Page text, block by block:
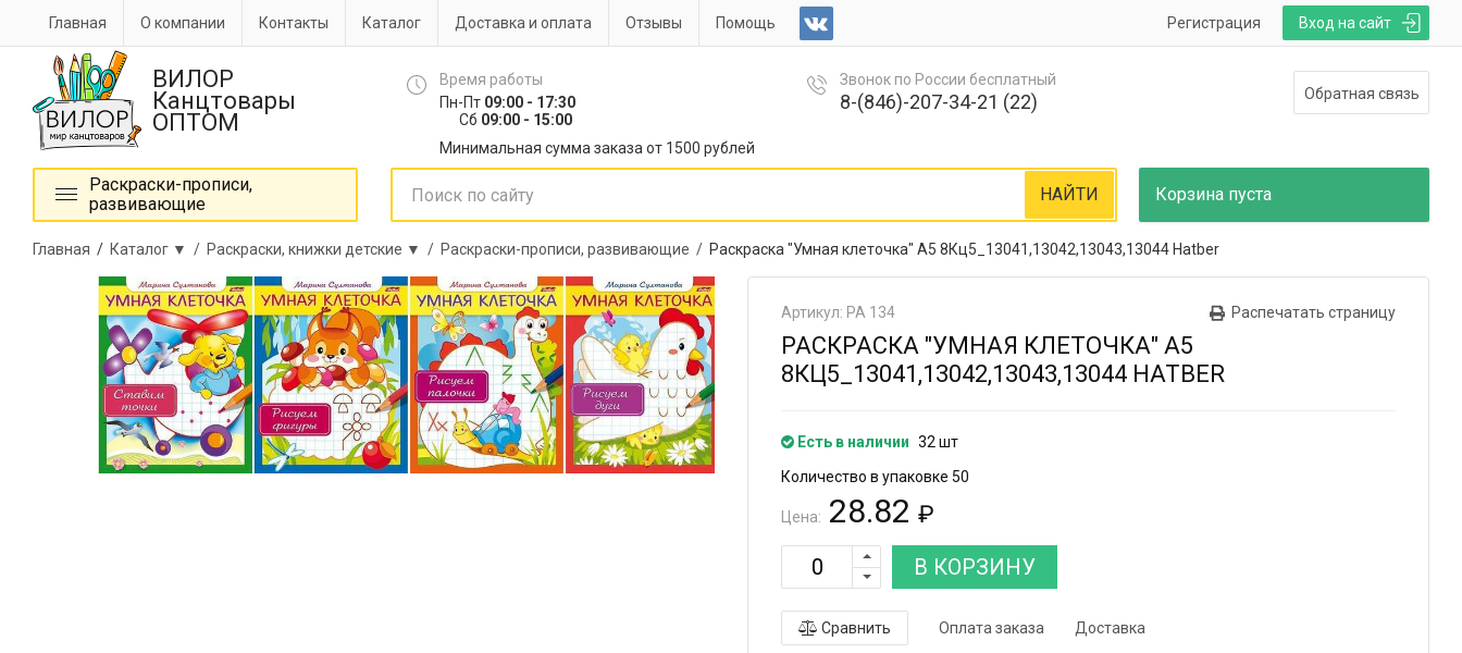
Вход на сайт
Регистрация
Главная О компании Контакты Каталог Доставка и оплата Отзывы Помощь
ВИЛОР
Канцтовары
ОПТОМ
Время работы
Пн-Пт 09:00 - 17:30
Сб 09:00 - 15:00
Минимальная сумма заказа от 1500 рублей
Звонок по России бесплатный
8-(846)-207-34-21 (22) Обратная связь
Раскраски-прописи,
развивающие
Корзина пуста
НАЙТИ
Главная / Каталог ▼ / Раскраски, книжки детские ▼ / Раскраски-прописи, развивающие / Раскраска "Умная клеточка" А5 8Кц5_13041,13042,13043,13044 Hatber
Распечатать страницу
Артикул: РА 134
РАСКРАСКА "УМНАЯ КЛЕТОЧКА" А5
8КЦ5_13041,13042,13043,13044 HATBER
Есть в наличии 32 шт
Количество в упаковке 50
Цена: 28.82 ₽
В КОРЗИНУ
Сравнить Оплата заказа Доставка